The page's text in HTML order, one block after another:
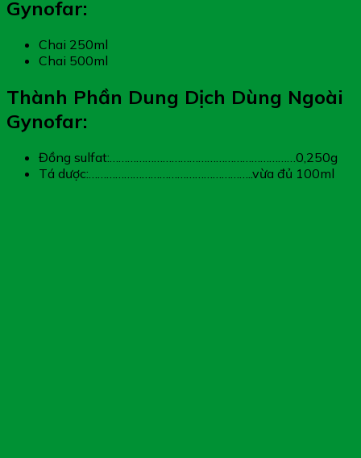
Gynofar:
Chai 250ml
Chai 500ml
Thành Phần Dung Dịch Dùng Ngoài
Gynofar:
Đồng sulfat:………………………………………………………0,250g
Tá dược:………………………………………………..vừa đủ 100ml